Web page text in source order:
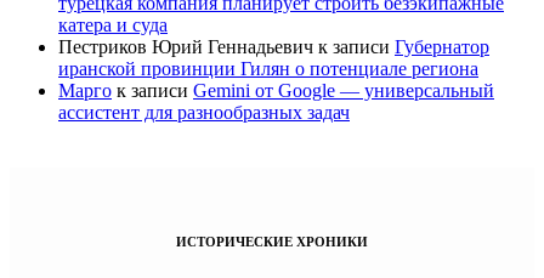
катера и суда
Пестриков Юрий Геннадьевич к записи Губернатор
иранской провинции Гилян о потенциале региона
Марго к записи Gemini от Google — универсальный
ассистент для разнообразных задач
ИСТОРИЧЕСКИЕ ХРОНИКИ